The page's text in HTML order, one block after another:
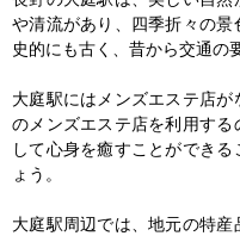
や清流があり、四季折々の
史的にも古く、昔から交通の
大庭駅にはメンズエステ店が
のメンズエステ店を利用す
して心身を癒すことができ
ょう。
大庭駅周辺では、地元の特